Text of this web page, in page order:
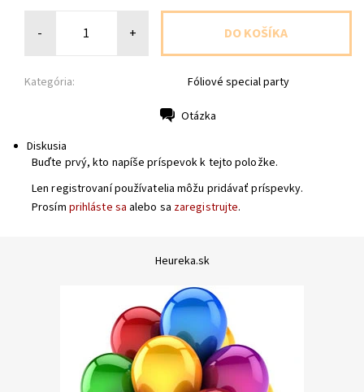
- +
Kategória: Fóliové special party
Otázka
Diskusia
Buďte prvý, kto napíše príspevok k tejto položke.
Len registrovaní používatelia môžu pridávať príspevky.
Prosím prihláste sa alebo sa zaregistrujte.
Heureka.sk